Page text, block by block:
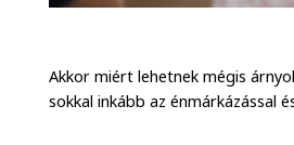
Akkor miért lehetnek mégis
sokkal inkább az énmárkázással